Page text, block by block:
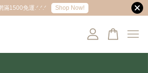
滿1500免運.ᐟ.ᐟ.ᐟ Shop Now!
車目前還是空的。